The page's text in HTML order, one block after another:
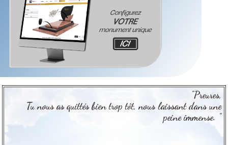
"Preures,
Tu nous as quittés bien trop tôt, nous laissant dans une
peine immense. "